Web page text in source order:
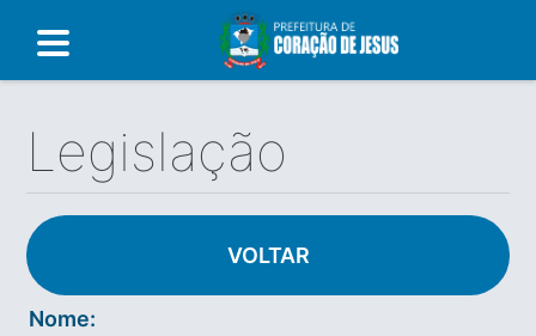
Legislação
VOLTAR
Nome: